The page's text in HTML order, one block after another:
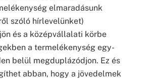
elmaradásunk
szóló hírlevelünket)
és a középvállalati körbe
a termelékenység egy-
belül megduplázódjon. Ez és
abban, hogy a jövedelmek